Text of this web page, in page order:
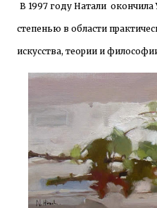
В 1997 году Натали окончила
степенью в области
искусства, теории и